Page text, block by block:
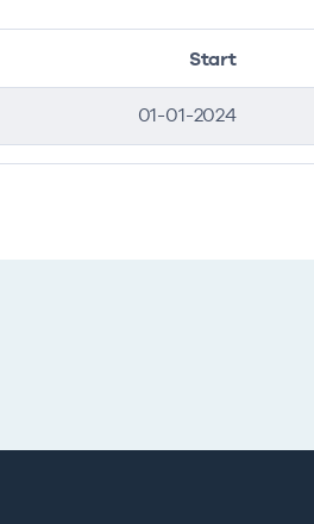
Start
01-01-2024